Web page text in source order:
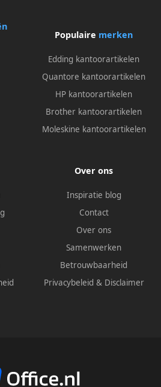
Populaire merken
Edding kantoorartikelen
Quantore kantoorartikelen
HP kantoorartikelen
Brother kantoorartikelen
Moleskine kantoorartikelen
Over ons
Inspiratie blog
Contact
Over ons
Samenwerken
Betrouwbaarheid
Privacybeleid & Disclaimer